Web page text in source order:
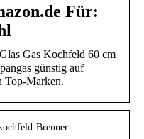
Für:
Gas Kochfeld 60 cm
günstig auf
Top-Marken.
Brenner-…